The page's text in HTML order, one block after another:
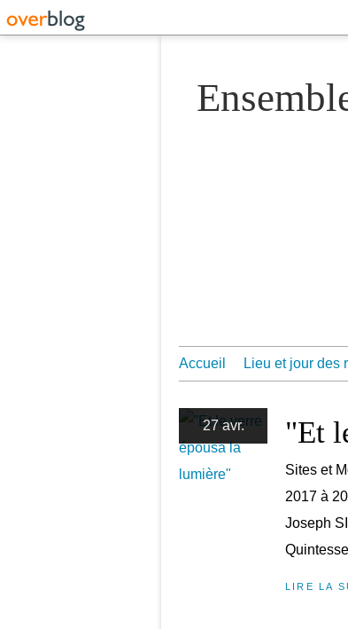
Accueil Lieu et jour des
27 avr. "Et
Sites et
2017 à
Joseph
LIRE LA